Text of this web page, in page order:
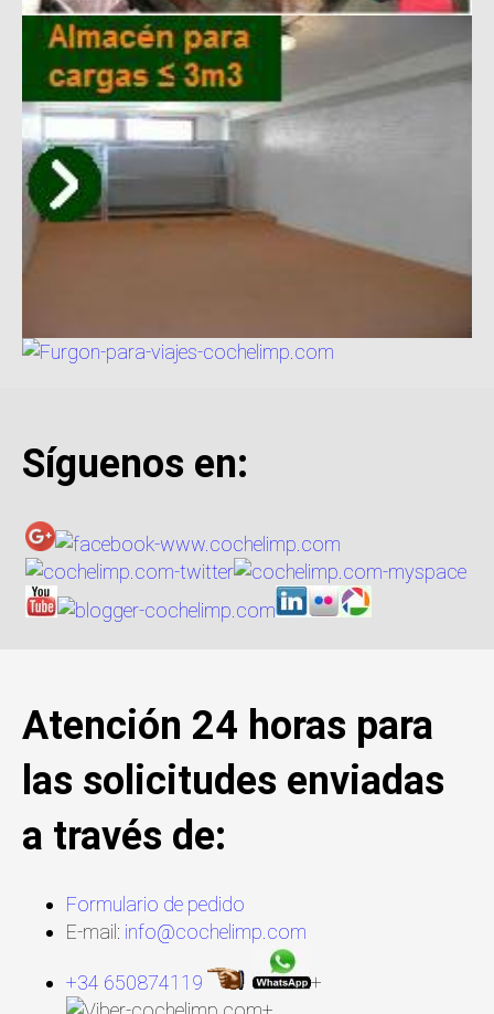
Síguenos en:
Atención 24 horas para
las solicitudes enviadas
a través de:
Formulario de pedido
E-mail: info@cochelimp.com
+34 650874119
+